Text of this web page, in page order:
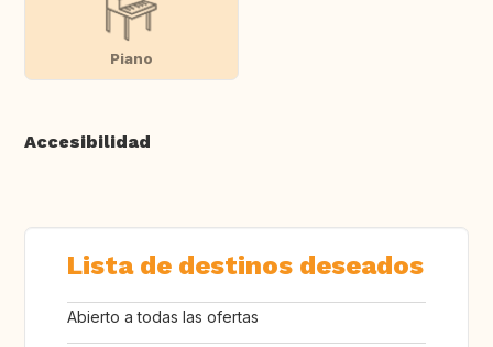
Piano
Accesibilidad
Lista de destinos deseados
Abierto a todas las ofertas